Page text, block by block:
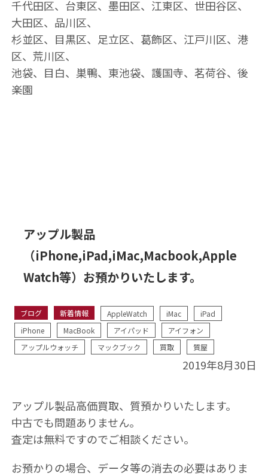
千代田区、台東区、墨田区、江東区、世田谷区、
大田区、品川区、
杉並区、目黒区、足立区、葛飾区、江戸川区、港
区、荒川区、
池袋、目白、巣鴨、東池袋、護国寺、茗荷谷、後
楽園
アップル製品
（iPhone,iPad,iMac,Macbook,Apple
Watch等）お預かりいたします。
ブログ 新着情報 AppleWatch iMac
iPad
iPhone
MacBook アイパッド
アイフォン
アップルウォッチ
マックブック 買取 質屋
2019年8月30日
アップル製品高価買取、質預かりいたします。
中古でも問題ありません。
査定は無料ですのでご相談ください。
お預かりの場合、データ等の消去の必要はありま